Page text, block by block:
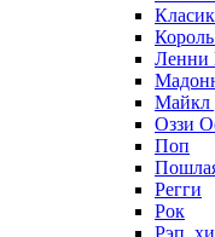
Ленни
Майкл
Оззи
Поп
Регги
Рок
Рэп,